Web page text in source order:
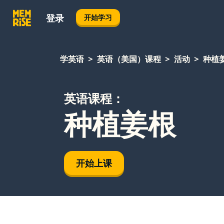
登录 开始学习
学英语 英语（美国）课程 活动 种植
英语课程：
种植姜根
开始上课